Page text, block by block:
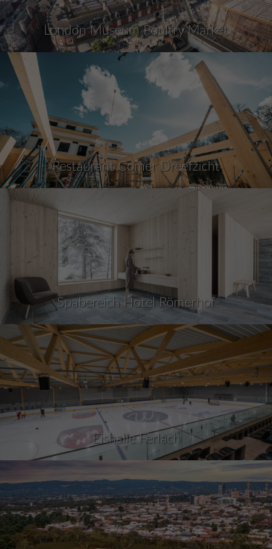
London Museum Poultry Market
Restaurant Comer Dreefzicht
Spabereich Hotel Römerhof
Eishalle Ferlach